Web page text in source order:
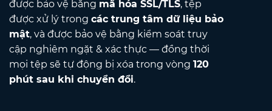
được bảo vệ bằng mã hóa SSL/TLS, tệp
được xử lý trong các trung tâm dữ liệu bảo
mật, và được bảo vệ bằng kiểm soát truy
cập nghiêm ngặt & xác thực — đồng thời
mọi tệp sẽ tự động bị xóa trong vòng 120
phút sau khi chuyển đổi.